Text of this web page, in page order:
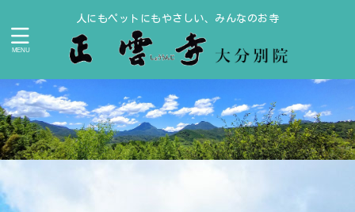
人にもペットにもやさしい、みんなのお寺